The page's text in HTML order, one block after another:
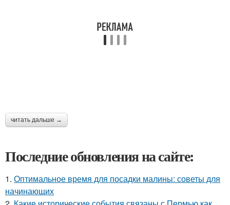
читать дальше →
Последние обновления на сайте:
1. Оптимальное время для посадки малины: советы для
начинающих